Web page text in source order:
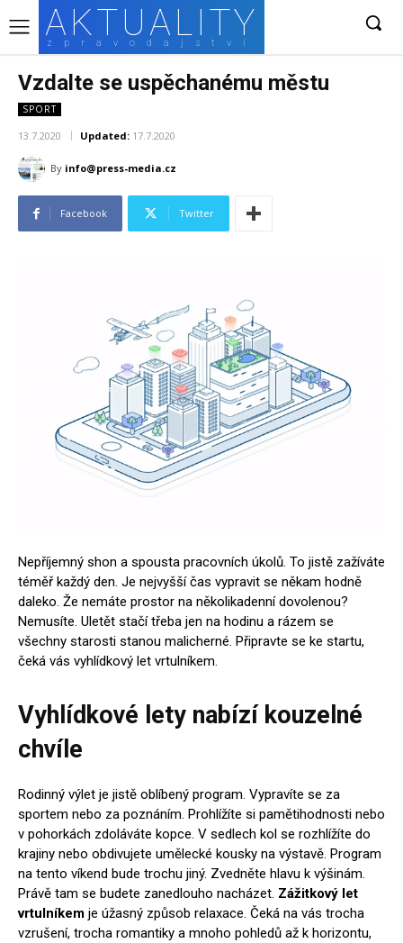
AKTUALITY
zpravodajství
Vzdalte se uspěchanému městu
SPORT
13.7.2020 Updated: 17.7.2020
By info@press-media.cz
Facebook Twitter
Nepříjemný shon a spousta pracovních úkolů. To jistě zažíváte
téměř každý den. Je nejvyšší čas vypravit se někam hodně
daleko. Že nemáte prostor na několikadenní dovolenou?
Nemusíte. Uletět stačí třeba jen na hodinu a rázem se
všechny starosti stanou malicherné. Připravte se ke startu,
čeká vás vyhlídkový let vrtulníkem.
Vyhlídkové lety nabízí kouzelné
chvíle
Rodinný výlet je jistě oblíbený program. Vypravíte se za
sportem nebo za poznáním. Prohlížíte si pamětihodnosti nebo
v pohorkách zdoláváte kopce. V sedlech kol se rozhlížíte do
krajiny nebo obdivujete umělecké kousky na výstavě. Program
na tento víkend bude trochu jiný. Zvedněte hlavu k výšinám.
Právě tam se budete zanedlouho nacházet. Zážitkový let
vrtulníkem je úžasný způsob relaxace. Čeká na vás trocha
vzrušení, trocha romantiky a mnoho pohledů až k horizontu,